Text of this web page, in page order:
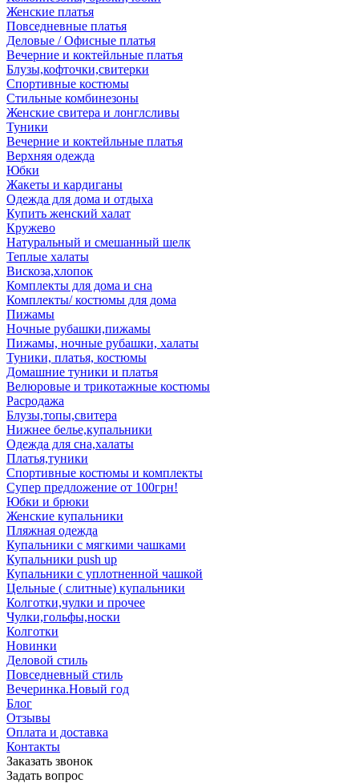
Женские платья
Повседневные платья
Деловые / Офисные платья
Вечерние и коктейльные платья
Блузы,кофточки,свитерки
Спортивные костюмы
Стильные комбинезоны
Женские свитера и лонглсливы
Туники
Вечерние и коктейльные платья
Верхняя одежда
Юбки
Жакеты и кардиганы
Одежда для дома и отдыха
Купить женский халат
Кружево
Натуральный и смешанный шелк
Теплые халаты
Вискоза,хлопок
Комплекты для дома и сна
Комплекты/ костюмы для дома
Пижамы
Ночные рубашки,пижамы
Пижамы, ночные рубашки, халаты
Туники, платья, костюмы
Домашние туники и платья
Велюровые и трикотажные костюмы
Расродажа
Блузы,топы,свитера
Нижнее белье,купальники
Одежда для сна,халаты
Платья,туники
Спортивные костюмы и комплекты
Супер предложение от 100грн!
Юбки и брюки
Женские купальники
Пляжная одежда
Купальники с мягкими чашками
Купальники push up
Купальники с уплотненной чашкой
Цельные ( слитные) купальники
Колготки,чулки и прочее
Чулки,гольфы,носки
Колготки
Новинки
Деловой стиль
Повседневный стиль
Вечеринка.Новый год
Блог
Отзывы
Оплата и доставка
Контакты
Заказать звонок
Задать вопрос